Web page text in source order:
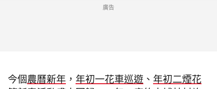
廣告
今個農曆新年 ， 年初一花車巡遊 、 年初二煙花